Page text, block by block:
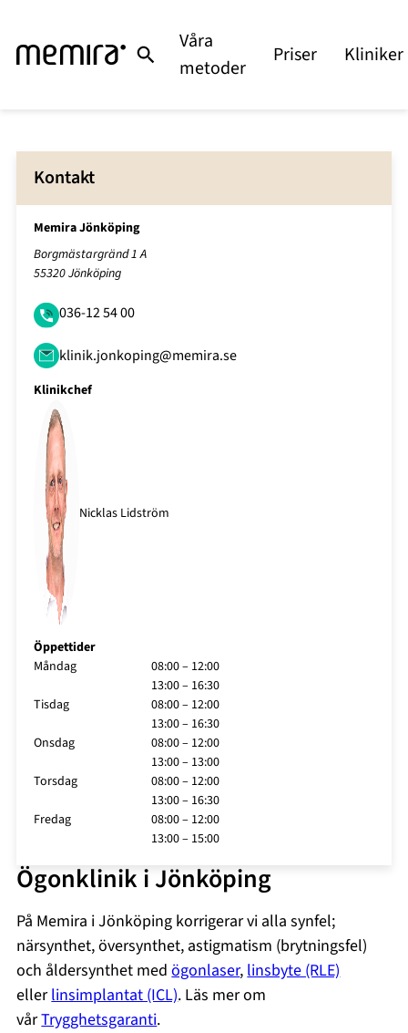
Våra
metoder
Priser Kliniker
Ögonklinik i Jönköping
På Memira i Jönköping korrigerar vi alla synfel;
närsynthet, översynthet, astigmatism (brytningsfel)
och åldersynthet medögonlaser,linsbyte (RLE)
ellerlinsimplantat (ICL). Läs mer om
vårTrygghetsgaranti.
Kontakt
Memira Jönköping
Borgmästargränd 1 A
55320 Jönköping
036-12 54 00
klinik.jonkoping@memira.se
Klinikchef
Nicklas Lidström
Öppettider
Måndag
08:00 – 12:00
13:00 – 16:30
Tisdag
08:00 – 12:00
13:00 – 16:30
Onsdag
08:00 – 12:00
13:00 – 13:00
Torsdag
08:00 – 12:00
13:00 – 16:30
Fredag
08:00 – 12:00
13:00 – 15:00